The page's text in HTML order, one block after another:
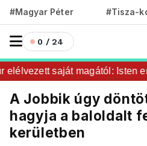
#Magyar Péter #Tisza-
0 / 24
saját magától: Isten
A Jobbik úgy
hagyja a baloldalt
kerületben